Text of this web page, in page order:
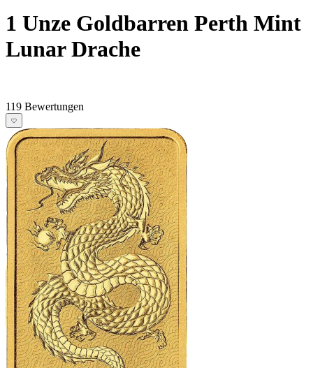
1 Unze Goldbarren Perth Mint
Lunar Drache
119 Bewertungen